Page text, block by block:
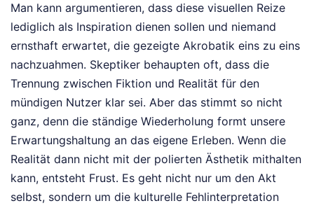
Man kann argumentieren, dass diese visuellen Reize
lediglich als Inspiration dienen sollen und niemand
ernsthaft erwartet, die gezeigte Akrobatik eins zu eins
nachzuahmen. Skeptiker behaupten oft, dass die
Trennung zwischen Fiktion und Realität für den
mündigen Nutzer klar sei. Aber das stimmt so nicht
ganz, denn die ständige Wiederholung formt unsere
Erwartungshaltung an das eigene Erleben. Wenn die
Realität dann nicht mit der polierten Ästhetik mithalten
kann, entsteht Frust. Es geht nicht nur um den Akt
selbst, sondern um die kulturelle Fehlinterpretation